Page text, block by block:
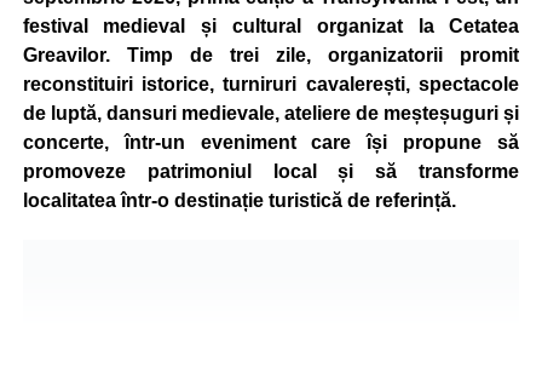
festival medieval și cultural organizat la Cetatea
Greavilor. Timp de trei zile, organizatorii promit
reconstituiri istorice, turniruri cavalerești, spectacole
de luptă, dansuri medievale, ateliere de meșteșuguri și
concerte, într-un eveniment care își propune să
promoveze patrimoniul local și să transforme
localitatea într-o destinație turistică de referință.